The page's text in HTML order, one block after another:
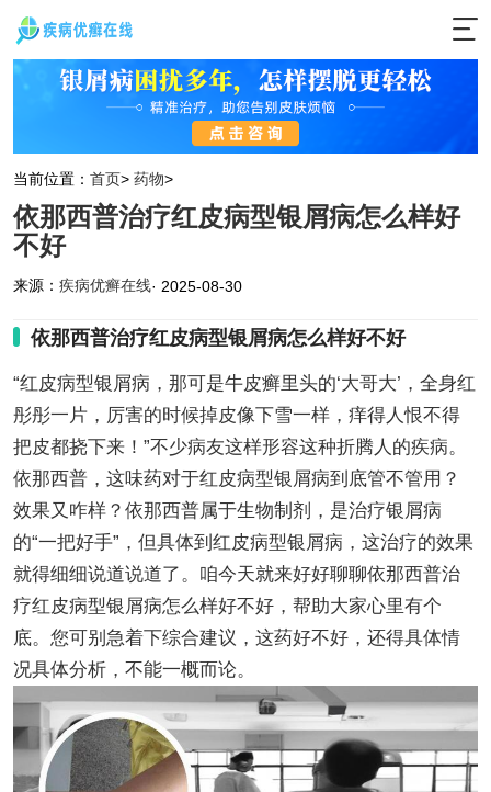
当前位置： 首页> 药物>
依那西普治疗红皮病型银屑病怎么样好
不好
来源： 疾病优癣在线· 2025-08-30
依那西普治疗红皮病型银屑病怎么样好不好
“红皮病型银屑病，那可是牛皮癣里头的‘大哥大’，全身红
彤彤一片，厉害的时候掉皮像下雪一样，痒得人恨不得
把皮都挠下来！”不少病友这样形容这种折腾人的疾病。
依那西普，这味药对于红皮病型银屑病到底管不管用？
效果又咋样？依那西普属于生物制剂，是治疗银屑病
的“一把好手”，但具体到红皮病型银屑病，这治疗的效果
就得细细说道说道了。咱今天就来好好聊聊依那西普治
疗红皮病型银屑病怎么样好不好，帮助大家心里有个
底。您可别急着下综合建议，这药好不好，还得具体情
况具体分析，不能一概而论。